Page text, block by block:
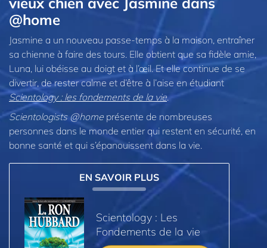
@home
Jasmine a un nouveau passe-temps à la maison, entraîner
sa chienne à faire des tours. Elle obtient que sa fidèle amie,
Luna, lui obéisse au doigt et à l’œil. Et elle continue de se
divertir, de rester calme et d’être à l’aise en étudiant
Scientology : les fondements de la vie.
Scientologists @home présente de nombreuses
personnes dans le monde entier qui restent en sécurité, en
bonne santé et qui s’épanouissent dans la vie.
EN SAVOIR PLUS
Scientology : Les
Fondements de la vie